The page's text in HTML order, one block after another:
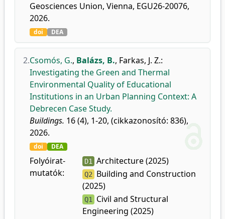
Geosciences Union, Vienna, EGU26-20076,
2026.
doi DEA
2.Csomós, G., Balázs, B., Farkas, J. Z.:
Investigating the Green and Thermal
Environmental Quality of Educational
Institutions in an Urban Planning Context: A
Debrecen Case Study.
Buildings. 16 (4), 1-20, (cikkazonosító: 836),
2026.
doi DEA
Folyóirat-
mutatók:
D1 Architecture (2025)
Q2
Building and Construction
(2025)
Q1
Civil and Structural
Engineering (2025)